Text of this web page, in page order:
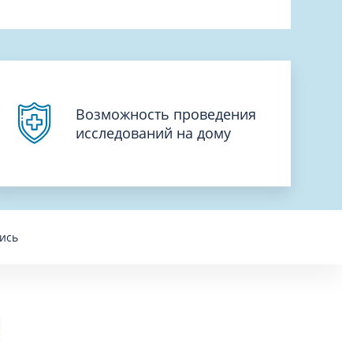
Возможность проведения
исследований на дому